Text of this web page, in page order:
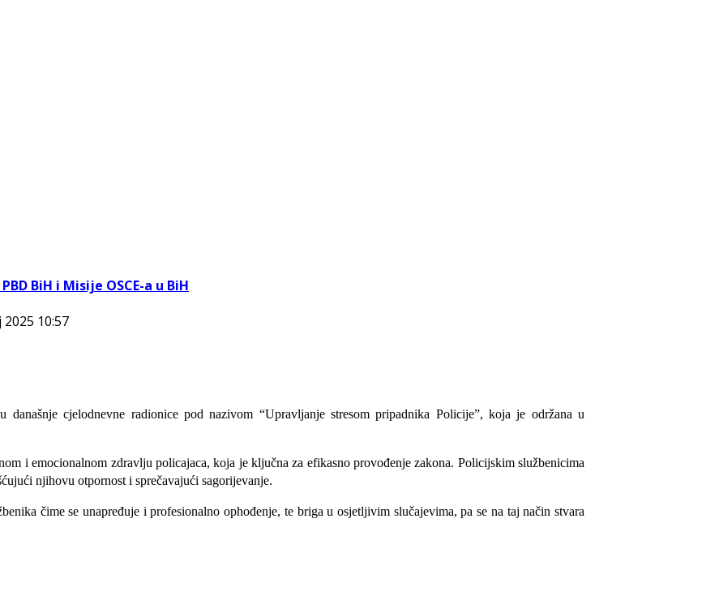
BiH i Misije OSCE-a u BiH
10:57
cjelodnevne radionice pod nazivom “Upravljanje stresom pripadnika Policije”, koja je održana u
i emocionalnom zdravlju policajaca, koja je ključna za efikasno provođenje zakona. Policijskim službenicima
njihovu otpornost i sprečavajući sagorijevanje.
čime se unapređuje i profesionalno ophođenje, te briga u osjetljivim slučajevima, pa se na taj način stvara